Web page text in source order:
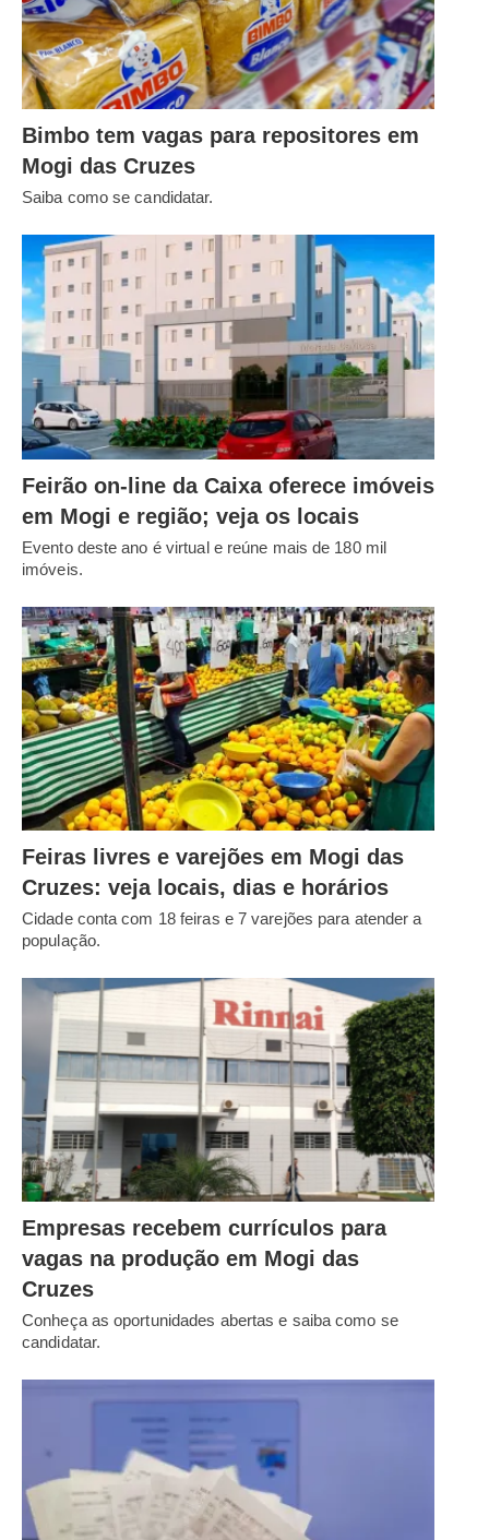
Bimbo tem vagas para repositores em
Mogi das Cruzes
Saiba como se candidatar.
Feirão on-line da Caixa oferece imóveis
em Mogi e região; veja os locais
Evento deste ano é virtual e reúne mais de 180 mil
imóveis.
Feiras livres e varejões em Mogi das
Cruzes: veja locais, dias e horários
Cidade conta com 18 feiras e 7 varejões para atender a
população.
Empresas recebem currículos para
vagas na produção em Mogi das
Cruzes
Conheça as oportunidades abertas e saiba como se
candidatar.